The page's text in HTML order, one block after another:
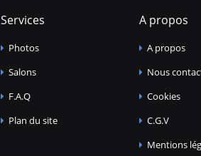
Services
Photos
Salons
F.A.Q
Plan du site
A propos
A propos
Nous
Cookies
C.G.V
Mentions